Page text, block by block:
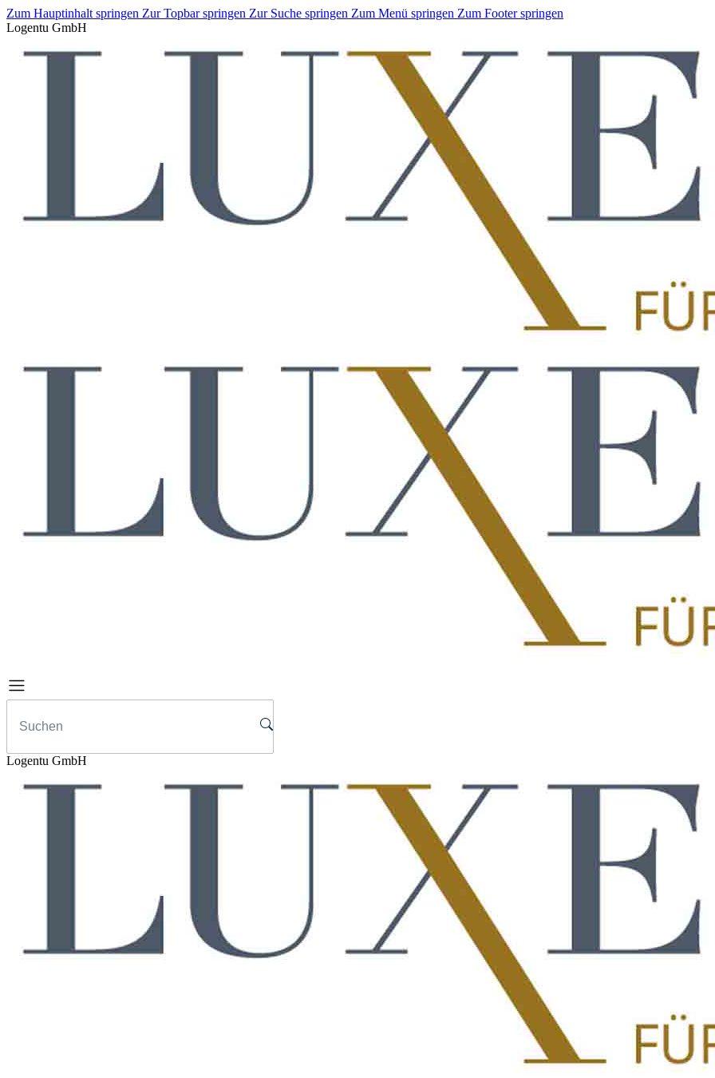
Zum Hauptinhalt springen Zur Topbar springen Zur Suche springen Zum Menü springen Zum Footer springen
Logentu GmbH
Logentu GmbH